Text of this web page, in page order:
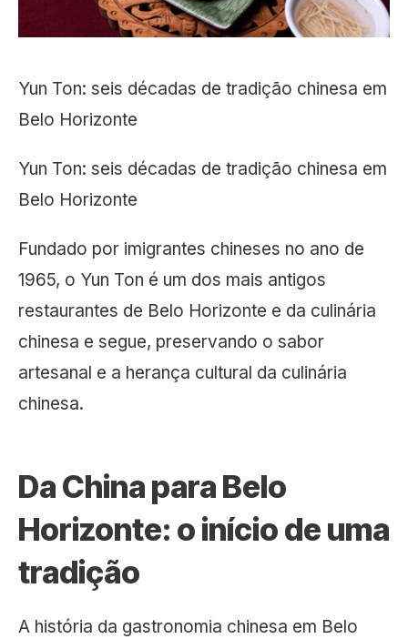
Yun Ton: seis décadas de tradição chinesa em
Belo Horizonte
Yun Ton: seis décadas de tradição chinesa em
Belo Horizonte
Fundado por imigrantes chineses no ano de
1965, o Yun Ton é um dos mais antigos
restaurantes de Belo Horizonte e da culinária
chinesa e segue, preservando o sabor
artesanal e a herança cultural da culinária
chinesa.
Da China para Belo
Horizonte: o início de uma
tradição
A história da gastronomia chinesa em Belo